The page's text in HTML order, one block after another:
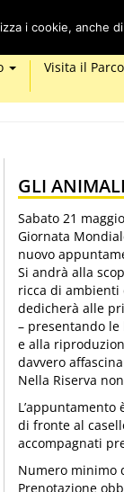
Visita il Parco
GLI
Sabato 21
Giornata
nuovo
Si andrà alla
ricca di ambienti
dedicherà alle
– presentando
e alla
davvero
Nella Riserva
L’appuntamento
di fronte al
accompagnati
Numero minimo
Prenotazione
i cookie, anche